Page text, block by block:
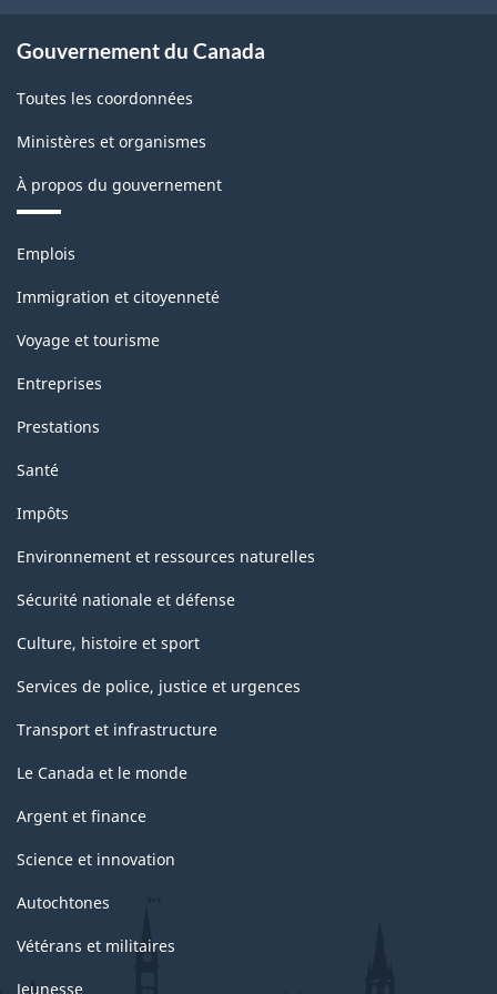
Gouvernement du Canada
Toutes les coordonnées
Ministères et organismes
À propos du gouvernement
Thèmes
sujets
Emplois
Immigration et citoyenneté
Voyage et tourisme
Entreprises
Prestations
Santé
Impôts
Environnement et ressources naturelles
Sécurité nationale et défense
Culture, histoire et sport
Services de police, justice et urgences
Transport et infrastructure
Le Canada et le monde
Argent et finance
Science et innovation
Autochtones
Vétérans et militaires
Jeunesse